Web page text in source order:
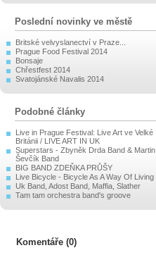
Poslední novinky ve městě
Britské velvyslanectví v Praze...
Prague Food Festival 2014
Bonsaje
Chřestfest 2014
Svatojánské Navalis 2014
Podobné články
Live in Prague Festival: Live Art ve Velké
Británii / LIVE ART IN UK
Superstars - Zbyněk Drda Band & Martin
Ševčík Band
BIG BAND ZDEŇKA PRŮŠY
Live Bicycle - Bicycle As A Way Of Living
Uk Band, Adost Band, Maffia, Slather
Tam tam orchestra band's groove
Komentáře (0)